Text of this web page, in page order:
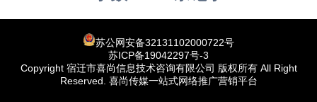
苏公网安备32131102000722号
苏ICP备19042297号-3
Copyright 宿迁市喜尚信息技术咨询有限公司 版权所有 All Right
Reserved. 喜尚传媒一站式网络推广营销平台